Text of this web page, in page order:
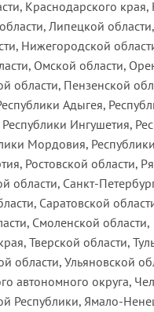
Краснодарского края,
Липецкой
Нижегородской
Омской области,
области, Пензенской
Адыгея,
Ингушетия,
Мордовия, Республики
Ростовской области,
области, Санкт-
Саратовской
Смоленской области,
Тверской области,
области, Ульяновской
автономного округа,
Республики, Ямало-